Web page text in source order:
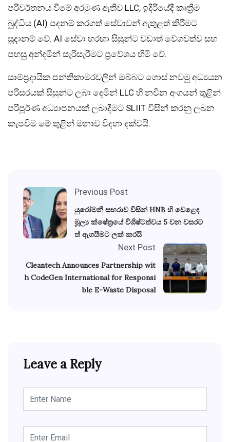
පරිවර්තනය වීමේ අරමුණ ඇතිව LLC, ඉදිරියේදී කෘත්‍රිම
බුද්ධිය (AI) පදනම් කරගත් සේවාවන් ඇතුළත් කිරීමට
සූදානම් වේ. AI සේවා හරහා සිසුන්ට වඩාත් වේගවත්ව සහ
පහසු අන්දමින් සැරිසැරීමට ප්‍රවේශය හිමි වේ.
සාම්ප්‍රදායික පන්තිකාමරවලින් ඔබ්බට ගොස් නවමු අධ්‍යයන
පරිසරයක් සිසුන්ට ලබා දෙමින් LLC හි නවීන අංගයන් තුළින්
පරිපූර්ණ අධ්‍යාපනයක් ලබාදීමට SLIIT විසින් කරනු ලබන
කැපවීම මේ තුළින් මනාව විදහා දක්වයි.
Previous Post
යුරෝමනී සඟරාව විසින් HNB හි වෙළෙඳ
මූල්‍ය ක්ෂේත‍්‍රයේ විශිෂ්ටත්වය 5 වන වසරට
ත් ඇගයීමට ලක් කරයි
Next Post
Cleantech Announces Partnership wit
h CodeGen International for Responsi
ble E-Waste Disposal
Leave a Reply